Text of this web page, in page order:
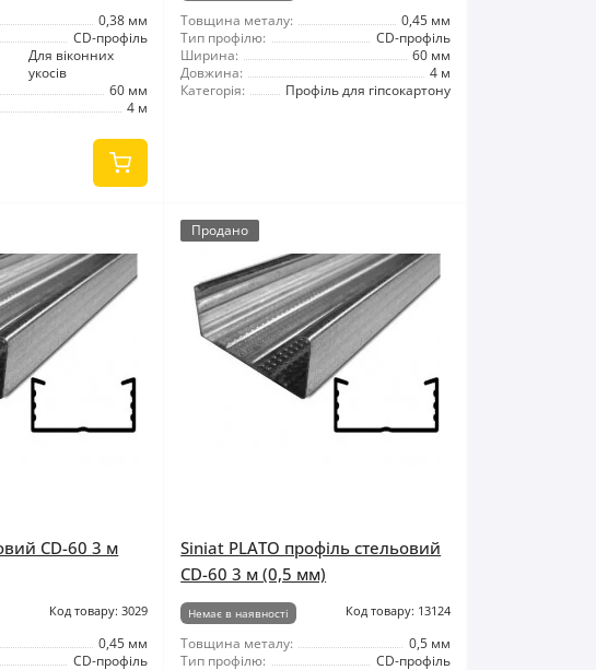
0,38 мм
CD-профіль
Для віконних
укосів
60 мм
4 м
Товщина металу:
0,45 мм
Тип профілю:
CD-профіль
Ширина:
60 мм
Довжина:
4 м
Категорія:
Профіль для гіпсокартону
CD-60 3 м
Код товару: 3029
0,45 мм
CD-профіль
Продано
Siniat PLATO профіль стельовий
CD-60 3 м (0,5 мм)
Немає в наявності Код товару: 13124
Товщина металу:
0,5 мм
Тип профілю:
CD-профіль